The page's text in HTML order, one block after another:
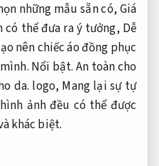
những mẫu sẵn có, Giá
có thể đưa ra ý tưởng, Dễ
nên chiếc áo đồng phục
Nổi bật. An toàn cho
da. logo, Mang lại sự tự
ảnh đều có thể được
khác biệt.